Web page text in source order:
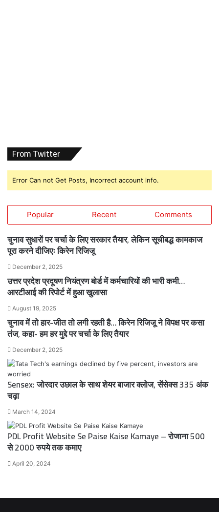
From Twitter
Error Can not Get Posts, Incorrect account info.
Popular Recent Comments
चुनाव सुधारों पर चर्चा के लिए सरकार तैयार, लेकिन सूचीबद्ध कामकाज
पूरा करने दीजिएः किरेन रिजिजू
December 2, 2025
उत्तर प्रदेश प्रदूषण नियंत्रण बोर्ड में कर्मचारियों की भारी कमी…
आरटीआई की रिपोर्ट में हुआ खुलासा
August 19, 2025
चुनाव में तो हार-जीत तो लगी रहती है… किरेन रिजिजू ने विपक्ष पर कसा
तंज, कहा- हम हर मुद्दे पर चर्चा के लिए तैयार
December 2, 2025
Sensex: जोरदार उछाल के साथ शेयर बाजार क्लोज, सेंसेक्स 335 अंक
चढ़ा
March 14, 2024
PDL Profit Website Se Paise Kaise Kamaye – रोजाना 500
से 2000 रुपये तक कमाए
April 20, 2024